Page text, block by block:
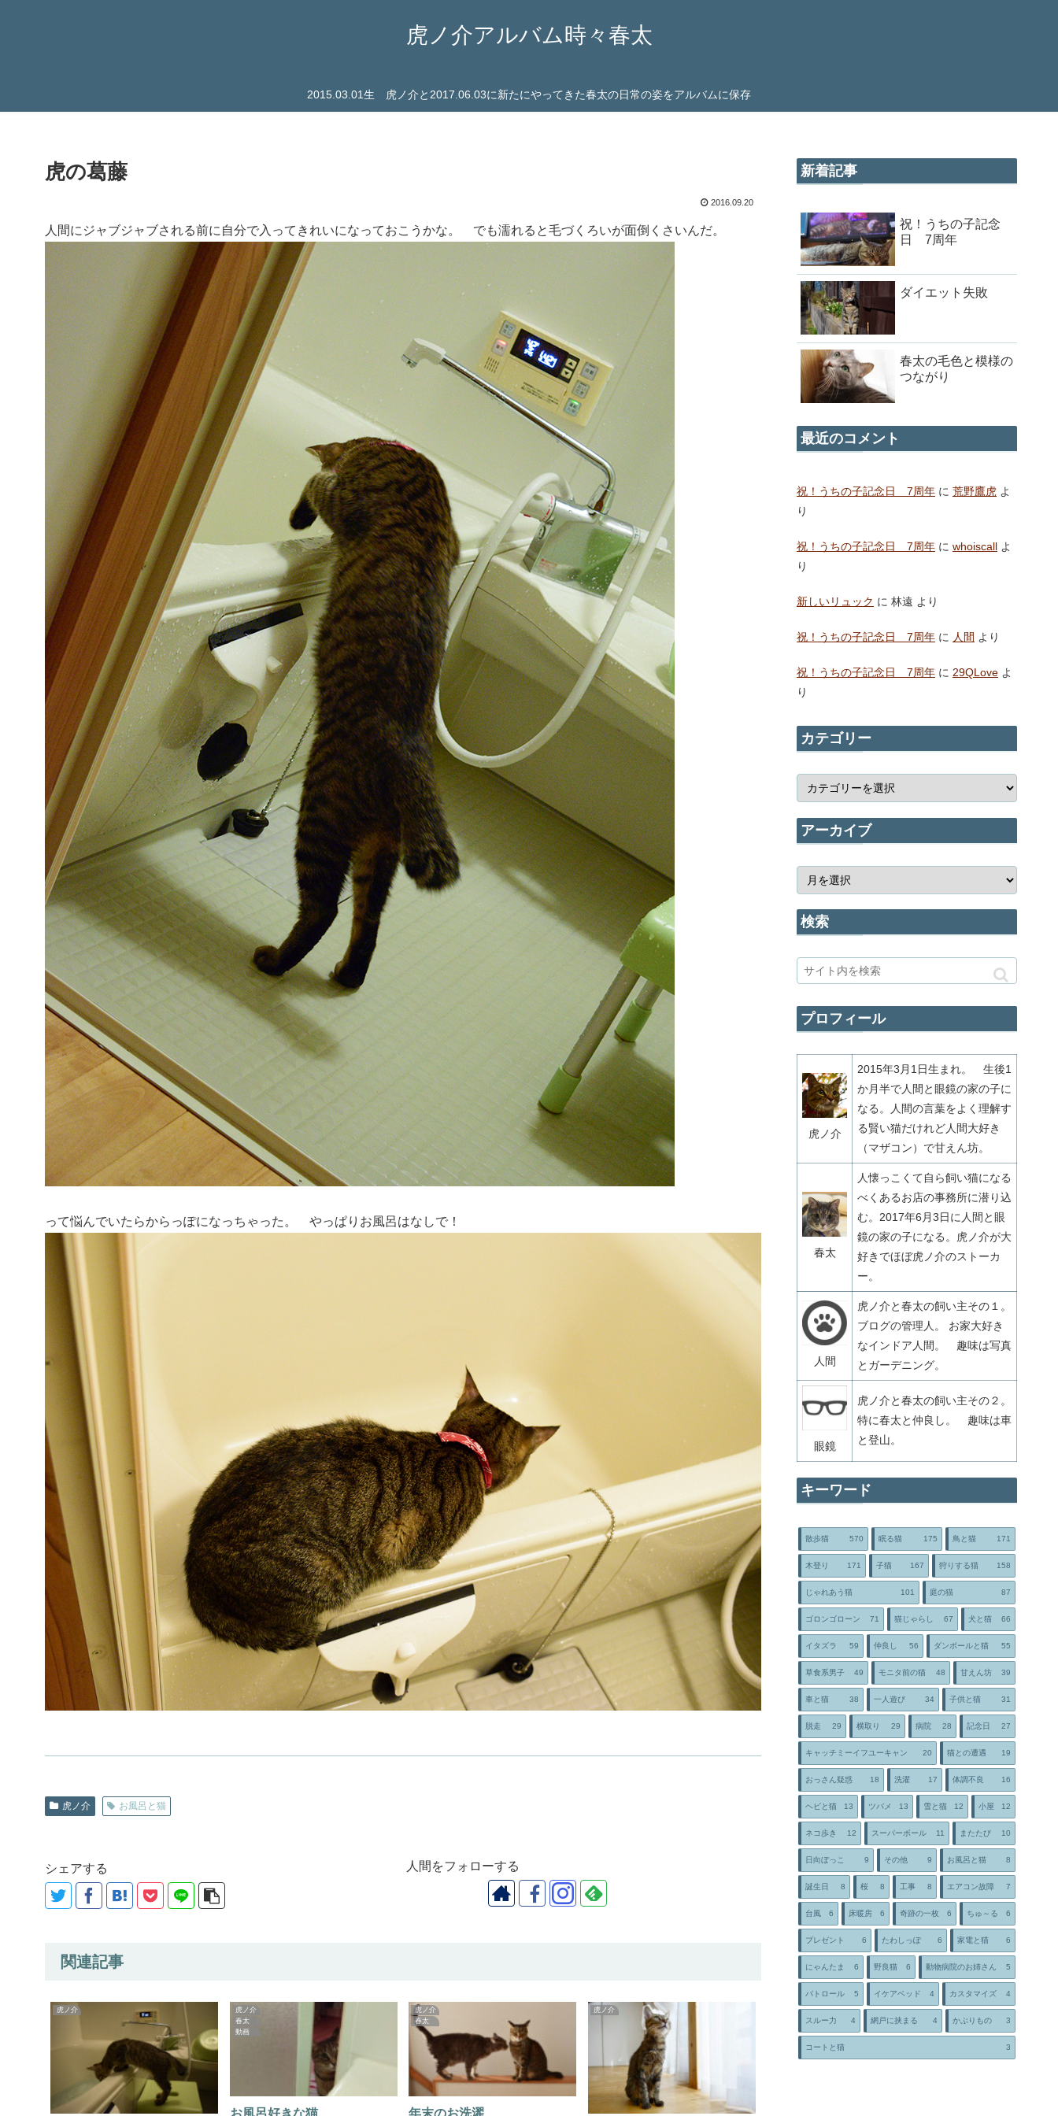
虎ノ介アルバム時々春太
2015.03.01生 虎ノ介と2017.06.03に新たにやってきた春太の日常の姿をアルバムに保存
虎の葛藤
2016.09.20
人間にジャブジャブされる前に自分で入ってきれいになっておこうかな。 でも濡れると毛づくろいが面倒くさいんだ。
って悩んでいたらからっぽになっちゃった。 やっぱりお風呂はなしで！
虎ノ介 お風呂と猫
シェアする 人間をフォローする
関連記事
虎ノ介
虎ノ介
春太
動画
お風呂好きな猫
虎ノ介
春太
年末のお洗濯
虎ノ介
新着記事
祝！うちの子記念
日 7周年
ダイエット失敗
春太の毛色と模様の
つながり
最近のコメント
祝！うちの子記念日 7周年 に 荒野鷹虎 よ
り
祝！うちの子記念日 7周年 に whoiscall よ
り
新しいリュック に 林遠 より
祝！うちの子記念日 7周年 に 人間 より
祝！うちの子記念日 7周年 に 29QLove よ
り
カテゴリー
アーカイブ
検索
プロフィール
虎ノ介
2015年3月1日生まれ。 生後1
か月半で人間と眼鏡の家の子に
なる。人間の言葉をよく理解す
る賢い猫だけれど人間大好き
（マザコン）で甘えん坊。
春太
人懐っこくて自ら飼い猫になる
べくあるお店の事務所に潜り込
む。2017年6月3日に人間と眼
鏡の家の子になる。虎ノ介が大
好きでほぼ虎ノ介のストーカ
ー。
人間
虎ノ介と春太の飼い主その１。
ブログの管理人。 お家大好き
なインドア人間。 趣味は写真
とガーデニング。
眼鏡
虎ノ介と春太の飼い主その２。
特に春太と仲良し。 趣味は車
と登山。
キーワード
散歩猫 570 眠る猫 175 鳥と猫 171
木登り 171 子猫 167 狩りする猫 158
じゃれあう猫 101 庭の猫 87
ゴロンゴローン 71 猫じゃらし 67 犬と猫 66
イタズラ 59 仲良し 56 ダンボールと猫 55
草食系男子 49 モニタ前の猫 48 甘えん坊 39
車と猫 38 一人遊び 34 子供と猫 31
脱走 29 横取り 29 病院 28 記念日 27
キャッチミーイフユーキャン 20 猫との遭遇 19
おっさん疑惑 18 洗濯 17 体調不良 16
ヘビと猫 13 ツバメ 13 雪と猫 12 小屋 12
ネコ歩き 12 スーパーボール 11 またたび 10
日向ぼっこ 9 その他 9 お風呂と猫 8
誕生日 8 桜 8 工事 8 エアコン故障 7
台風 6 床暖房 6 奇跡の一枚 6 ちゅ～る 6
プレゼント 6 たわしっぽ 6 家電と猫 6
にゃんたま 6 野良猫 6 動物病院のお姉さん 5
パトロール 5 イケアベッド 4 カスタマイズ 4
スルー力 4 網戸に挟まる 4 かぶりもの 3
コートと猫 3